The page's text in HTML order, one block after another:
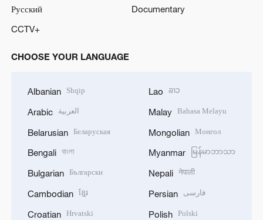
Русский
Documentary
CCTV+
CHOOSE YOUR LANGUAGE
Albanian Shqip
Arabic العربية
Belarusian Беларуская
Bengali বাংলা
Bulgarian Български
Cambodian ខ្មែរ
Croatian Hrvatski
Lao ລາວ
Malay Bahasa Melayu
Mongolian Монгол
Myanmar မြန်မာဘာသာ
Nepali नेपाली
Persian فارسی
Polish Polski